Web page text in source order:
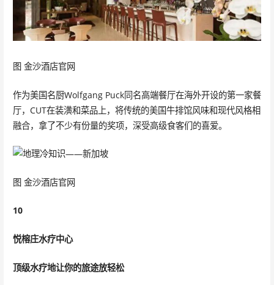
图 金沙酒店官网
作为美国名厨Wolfgang Puck同名高端餐厅在海外开设的第一家餐
厅，CUT在装潢和菜品上，将传统的美国牛排馆风味和现代风格相
融合，拿了不少有份量的奖项，深受高级食客们的喜爱。
图 金沙酒店官网
10
悦榕庄水疗中心
顶级水疗地让你的旅途放轻松